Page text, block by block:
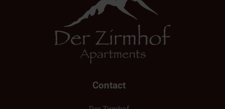
Contact